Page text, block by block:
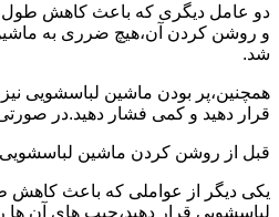
دو عامل دیگری که باعث کاهش طول
و روشن کردن آن،هیچ ضرری به
شد.
همچنین،پر بودن ماشین لباسشویی
قرار دهید و کمی فشار دهید.در صورتی که اندازه ۱ انگشت میان سقف ماشین لباسشویی و لباس ها وجود داشت،دیگر
قبل از روشن کردن ماشین
یکی دیگر از عواملی که باعث کاهش
لباسشویی قرار دهید،جیب های آن ها